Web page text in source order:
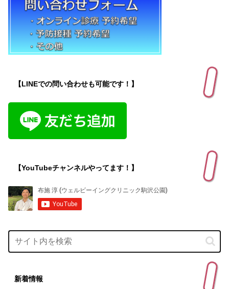
【LINEでの問い合わせも可能です！】
【YouTubeチャンネルやってます！】
新着情報